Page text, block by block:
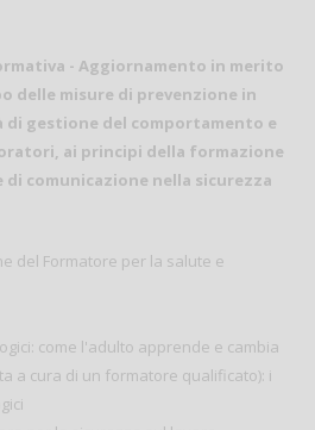
- Aggiornamento in merito
delle misure di prevenzione in
gestione del comportamento e
ai principi della formazione
comunicazione nella sicurezza
del Formatore per la salute e
come l'adulto apprende e cambia
a cura di un formatore qualificato): i